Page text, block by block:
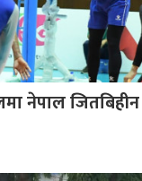
नेपाल जितबिहीन